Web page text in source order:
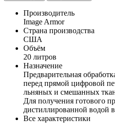
Производитель
Image Armor
Страна производства
США
Объём
20 литров
Назначение
Предварительная
перед прямой цифровой
льняных и смешанных
Для получения готового
дистиллированной водой
Все характеристики